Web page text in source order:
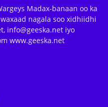
Madax-banaan oo ka
nagala soo xidhiidhi
info@geeska.net iyo
www.geeska.net